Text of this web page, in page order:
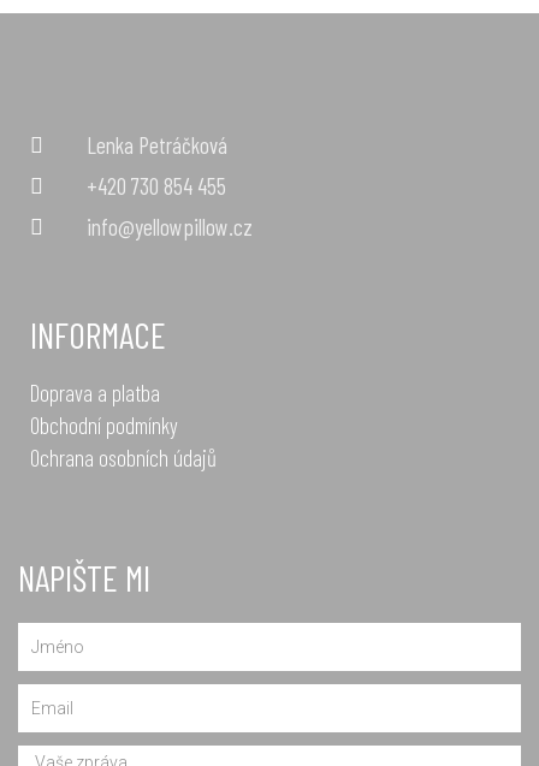
Lenka Petráčková
+420 730 854 455
info@yellowpillow.cz
INFORMACE
Doprava a platba
Obchodní podmínky
Ochrana osobních údajů
NAPIŠTE MI
Message